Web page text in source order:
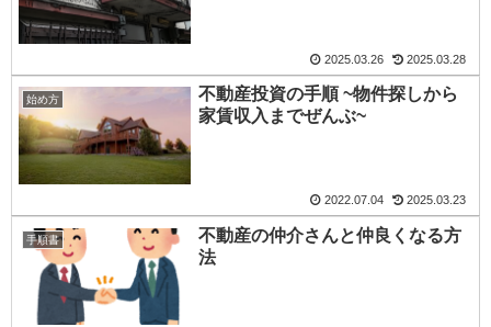
2025.03.26 2025.03.28
始め方
不動産投資の手順 ~物件探しから
家賃収入までぜんぶ~
2022.07.04 2025.03.23
手順書
不動産の仲介さんと仲良くなる方
法